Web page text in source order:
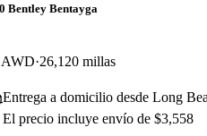
Bentley Bentayga
26,120 millas
Entrega a domicilio desde Long
El precio incluye envío de $3,558